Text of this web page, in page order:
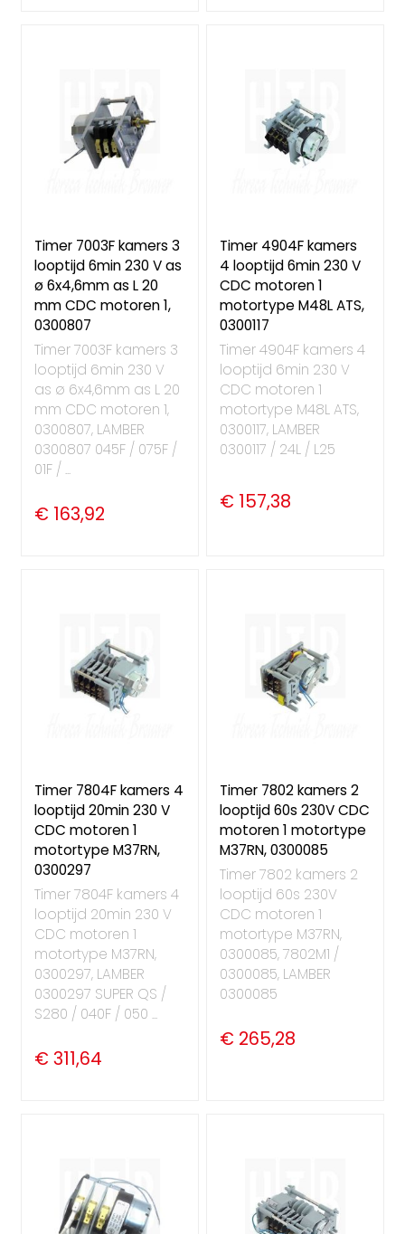
Timer 7003F kamers 3
looptijd 6min 230 V as
ø 6x4,6mm as L 20
mm CDC motoren 1,
0300807
Timer 7003F kamers 3
looptijd 6min 230 V
as ø 6x4,6mm as L 20
mm CDC motoren 1,
0300807, LAMBER
0300807 045F / 075F /
01F / ...
€ 163,92
Timer 4904F kamers
4 looptijd 6min 230 V
CDC motoren 1
motortype M48L ATS,
0300117
Timer 4904F kamers 4
looptijd 6min 230 V
CDC motoren 1
motortype M48L ATS,
0300117, LAMBER
0300117 / 24L / L25
€ 157,38
Timer 7804F kamers 4
looptijd 20min 230 V
CDC motoren 1
motortype M37RN,
0300297
Timer 7804F kamers 4
looptijd 20min 230 V
CDC motoren 1
motortype M37RN,
0300297, LAMBER
0300297 SUPER QS /
S280 / 040F / 050 ...
€ 311,64
Timer 7802 kamers 2
looptijd 60s 230V CDC
motoren 1 motortype
M37RN, 0300085
Timer 7802 kamers 2
looptijd 60s 230V
CDC motoren 1
motortype M37RN,
0300085, 7802M1 /
0300085, LAMBER
0300085
€ 265,28